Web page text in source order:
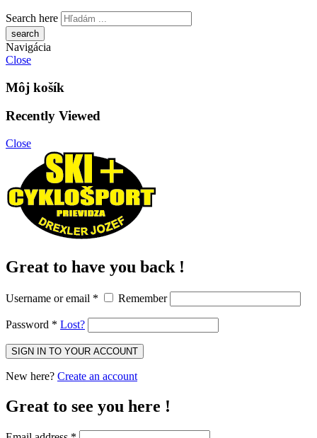
Search here
Navigácia
Close
Môj košík
Recently Viewed
Close
Great to have you back !
Username or email * Remember
Password * Lost?
New here? Create an account
Great to see you here !